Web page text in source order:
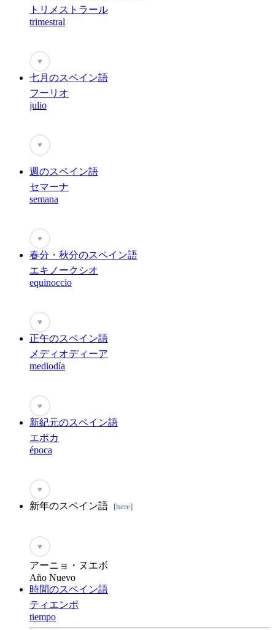
トリメストラール
trimestral
♥
七月のスペイン語
フーリオ
julio
♥
週のスペイン語
セマーナ
semana
♥
春分・秋分のスペイン語
エキノークシオ
equinoccio
♥
正午のスペイン語
メディオディーア
mediodía
♥
新紀元のスペイン語
エポカ
época
♥
新年のスペイン語 [here]
♥
アーニョ・ヌエボ
Año Nuevo
時間のスペイン語
ティエンポ
tiempo